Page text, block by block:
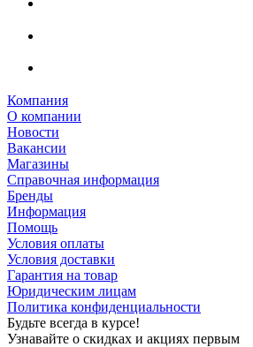
Компания
О компании
Новости
Вакансии
Магазины
Справочная информация
Бренды
Информация
Помощь
Условия оплаты
Условия доставки
Гарантия на товар
Юридическим лицам
Политика конфиденциальности
Будьте всегда в курсе!
Узнавайте о скидках и акциях первым